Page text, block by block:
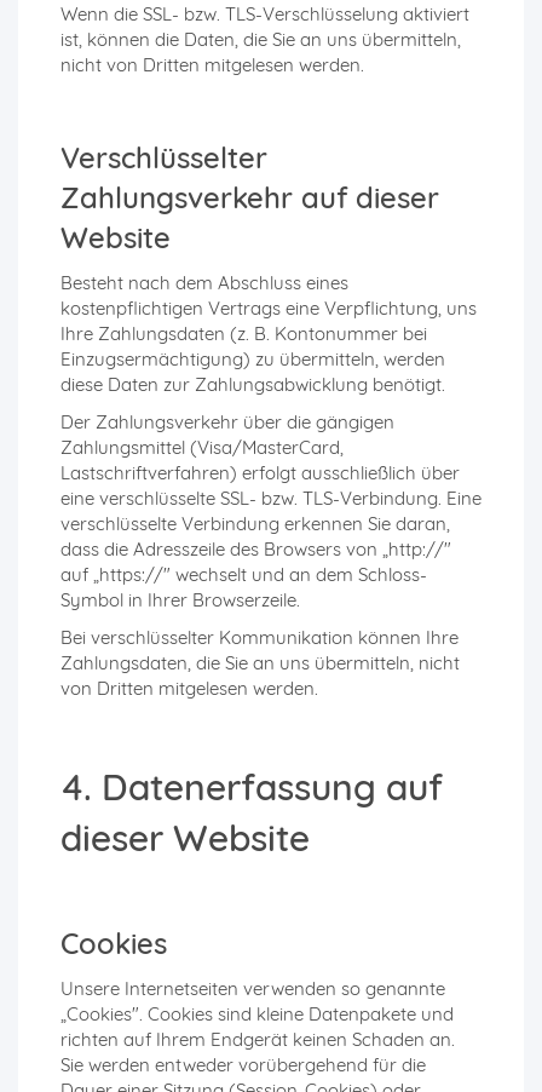
Wenn die SSL- bzw. TLS-Verschlüsselung aktiviert
ist, können die Daten, die Sie an uns übermitteln,
nicht von Dritten mitgelesen werden.
Verschlüsselter
Zahlungsverkehr auf dieser
Website
Besteht nach dem Abschluss eines
kostenpflichtigen Vertrags eine Verpflichtung, uns
Ihre Zahlungsdaten (z. B. Kontonummer bei
Einzugsermächtigung) zu übermitteln, werden
diese Daten zur Zahlungsabwicklung benötigt.
Der Zahlungsverkehr über die gängigen
Zahlungsmittel (Visa/MasterCard,
Lastschriftverfahren) erfolgt ausschließlich über
eine verschlüsselte SSL- bzw. TLS-Verbindung. Eine
verschlüsselte Verbindung erkennen Sie daran,
dass die Adresszeile des Browsers von „http://"
auf „https://" wechselt und an dem Schloss-
Symbol in Ihrer Browserzeile.
Bei verschlüsselter Kommunikation können Ihre
Zahlungsdaten, die Sie an uns übermitteln, nicht
von Dritten mitgelesen werden.
4. Datenerfassung auf
dieser Website
Cookies
Unsere Internetseiten verwenden so genannte
„Cookies". Cookies sind kleine Datenpakete und
richten auf Ihrem Endgerät keinen Schaden an.
Sie werden entweder vorübergehend für die